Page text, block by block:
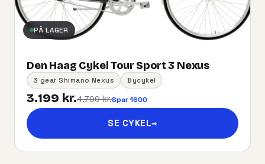
PÅ LAGER
Den Haag Cykel Tour Sport 3 Nexus
3 gear Shimano Nexus Bycykel
3.199 kr.4.799 kr.Spar 1600
SE CYKEL→